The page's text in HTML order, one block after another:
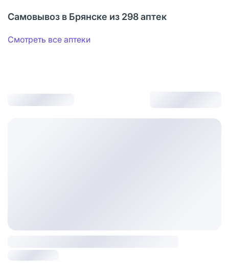
Самовывоз в Брянске из 298 аптек
Смотреть все аптеки